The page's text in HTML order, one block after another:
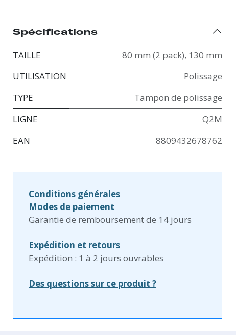
Spécifications
TAILLE 80 mm (2 pack), 130 mm
UTILISATION
Polissage
TYPE
Tampon de polissage
LIGNE
Q2M
EAN
8809432678762
Conditions générales
Modes de paiement
Garantie de remboursement de 14 jours
Expédition et retours
Expédition : 1 à 2 jours ouvrables
Des questions sur ce produit ?